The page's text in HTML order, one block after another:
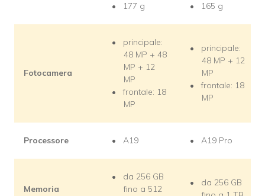
177 g
165 g
Fotocamera
principale:
48 MP + 48
MP + 12
MP
frontale: 18
MP
principale:
48 MP + 12
MP
frontale: 18
MP
Processore A19 A19 Pro
Memoria
da 256 GB
fino a 512
da 256 GB